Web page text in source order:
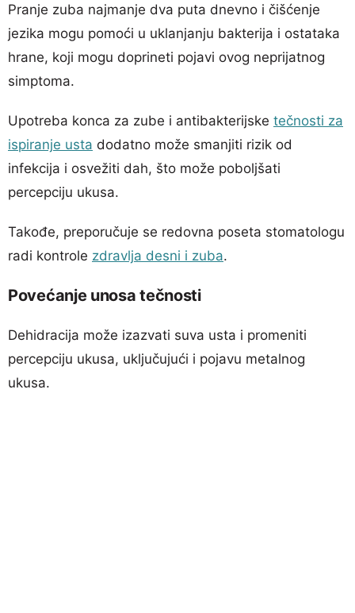
Pranje zuba najmanje dva puta dnevno i čišćenje
jezika mogu pomoći u uklanjanju bakterija i ostataka
hrane, koji mogu doprineti pojavi ovog neprijatnog
simptoma.
Upotreba konca za zube i antibakterijske tečnosti za
ispiranje usta dodatno može smanjiti rizik od
infekcija i osvežiti dah, što može poboljšati
percepciju ukusa.
Takođe, preporučuje se redovna poseta stomatologu
radi kontrole zdravlja desni i zuba.
Povećanje unosa tečnosti
Dehidracija može izazvati suva usta i promeniti
percepciju ukusa, uključujući i pojavu metalnog
ukusa.